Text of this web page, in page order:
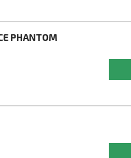
PHANTOM